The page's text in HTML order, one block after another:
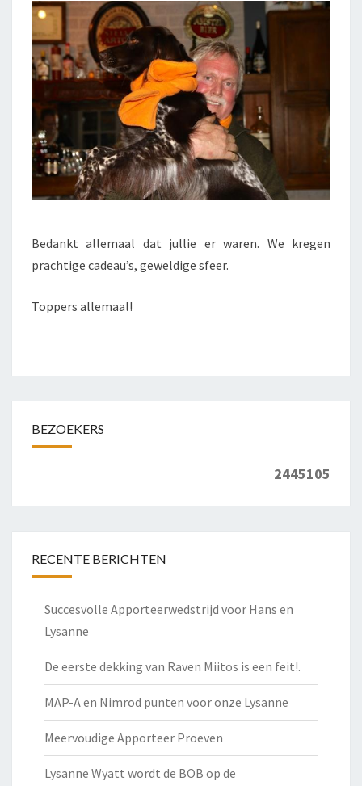
Bedankt allemaal dat jullie er waren. We kregen
prachtige cadeau’s, geweldige sfeer.
Toppers allemaal!
BEZOEKERS
2445105
RECENTE BERICHTEN
Succesvolle Apporteerwedstrijd voor Hans en
Lysanne
De eerste dekking van Raven Miitos is een feit!.
MAP-A en Nimrod punten voor onze Lysanne
Meervoudige Apporteer Proeven
Lysanne Wyatt wordt de BOB op de